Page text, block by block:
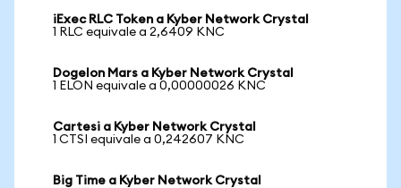
iExec RLC Token a Kyber Network Crystal
1 RLC equivale a 2,6409 KNC
Dogelon Mars a Kyber Network Crystal
1 ELON equivale a 0,00000026 KNC
Cartesi a Kyber Network Crystal
1 CTSI equivale a 0,242607 KNC
Big Time a Kyber Network Crystal